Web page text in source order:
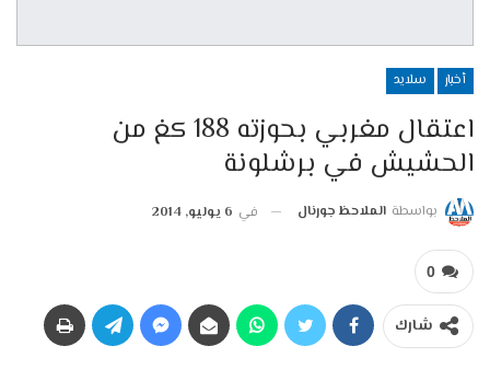
أخبار سلايد
اعتقال مغربي بحوزته 188 كغ من
الحشيش في برشلونة
بواسطة الملاحظ جورنال في 6 يوليو, 2014
0
شارك